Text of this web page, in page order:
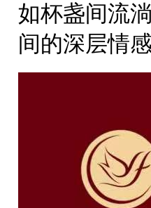
如杯盏间流
间的深层情感